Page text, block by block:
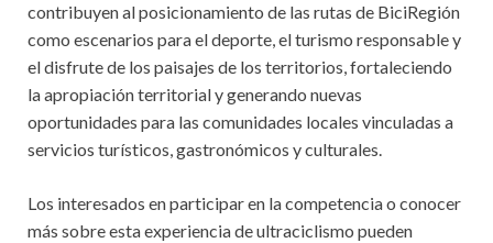
contribuyen al posicionamiento de las rutas de BiciRegión
como escenarios para el deporte, el turismo responsable y
el disfrute de los paisajes de los territorios, fortaleciendo
la apropiación territorial y generando nuevas
oportunidades para las comunidades locales vinculadas a
servicios turísticos, gastronómicos y culturales.
Los interesados en participar en la competencia o conocer
más sobre esta experiencia de ultraciclismo pueden